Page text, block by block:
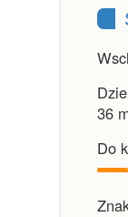
36
Do